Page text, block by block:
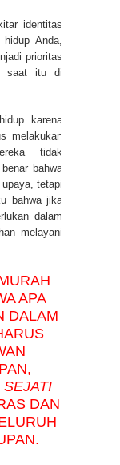
identitas
Anda,
prioritas
saat itu di
karena
melakukan
tidak
bahwa
tetapi
bahwa jika
dalam
melayani
APA
DALAM
DAN